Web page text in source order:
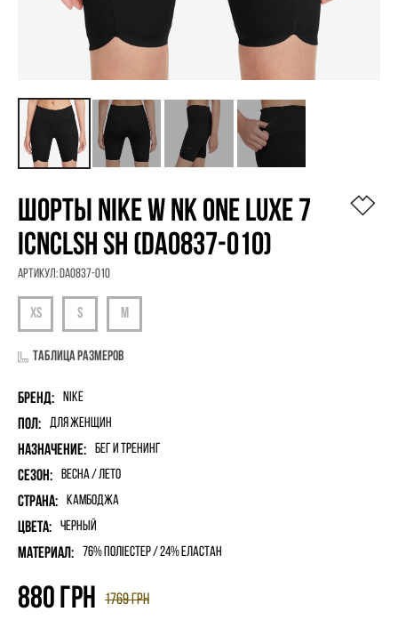
ШОРТЫ NIKE W NK ONE LUXE 7
ICNCLSH SH (DA0837-010)
Артикул:DA0837-010
Таблица размеров
Бренд: Nike
Пол: для женщин
Назначение: Бег и Тренинг
Сезон: Весна / Лето
Страна: Камбоджа
Цвета: Черный
Материал: 76% поліестер / 24% еластан
1769грн
880 грн